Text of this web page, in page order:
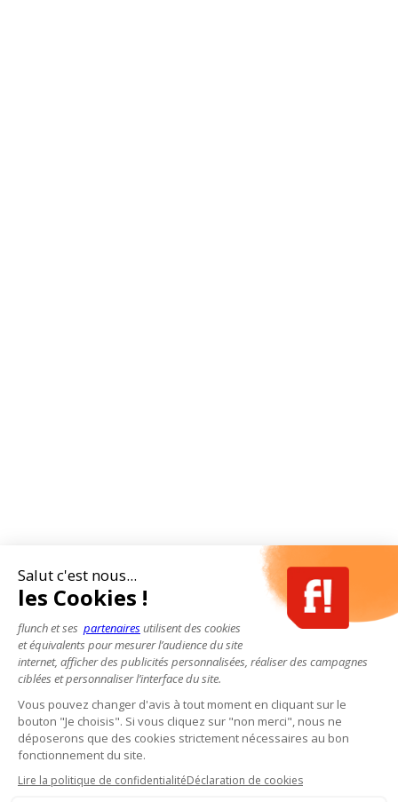
Salut c'est nous...
les Cookies !
flunch et ses partenairesutilisent des cookies
et équivalents pour mesurer l’audience du site
internet, afficher des publicités personnalisées, réaliser des campagnes
ciblées et personnaliser l’interface du site.
Vous pouvez changer d'avis à tout moment en cliquant sur le
bouton "Je choisis". Si vous cliquez sur "non merci", nous ne
déposerons que des cookies strictement nécessaires au bon
fonctionnement du site.
Lire la politique de confidentialitéDéclaration de cookies